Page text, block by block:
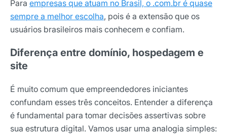
Para empresas que atuam no Brasil, o .com.br é quase
sempre a melhor escolha, pois é a extensão que os
usuários brasileiros mais conhecem e confiam.
Diferença entre domínio, hospedagem e
site
É muito comum que empreendedores iniciantes
confundam esses três conceitos. Entender a diferença
é fundamental para tomar decisões assertivas sobre
sua estrutura digital. Vamos usar uma analogia simples: